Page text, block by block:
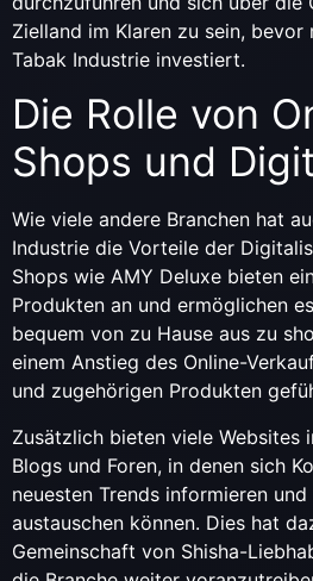
Zielland im Klaren zu sein, bevor
Tabak Industrie investiert.
Die Rolle von
Shops und
Wie viele andere Branchen hat
Industrie die Vorteile der
Shops wie AMY Deluxe bieten
Produkten an und ermöglichen
bequem von zu Hause aus zu
einem Anstieg des Online-
und zugehörigen Produkten
Zusätzlich bieten viele Websites
Blogs und Foren, in denen sich
neuesten Trends informieren
austauschen können. Dies hat
Gemeinschaft von Shisha-